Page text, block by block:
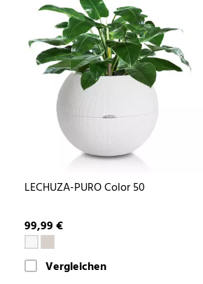
LECHUZA-PURO Color 50
99,99 €
Vergleichen